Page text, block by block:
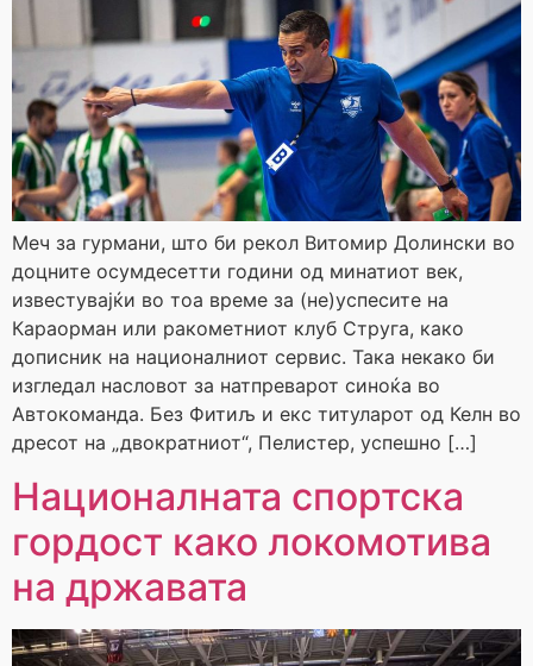
Меч за гурмани, што би рекол Витомир Долински во
доцните осумдесетти години од минатиот век,
известувајќи во тоа време за (не)успесите на
Караорман или ракометниот клуб Струга, како
дописник на националниот сервис. Така некако би
изгледал насловот за натпреварот синоќа во
Автокоманда. Без Фитиљ и екс титуларот од Келн во
дресот на „двократниот“, Пелистер, успешно […]
Националната спортска
гордост како локомотива
на државата